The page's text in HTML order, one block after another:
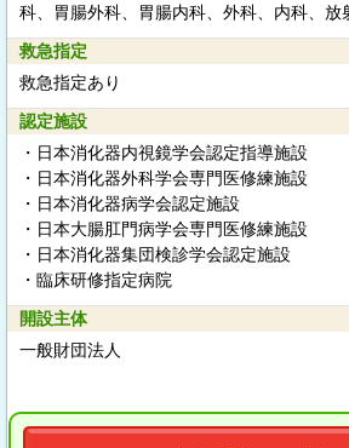
科、胃腸外科、胃腸内科、外科、内科、放
救急指定
救急指定あり
認定施設
・日本消化器内視鏡学会認定指導施設
・日本消化器外科学会専門医修練施設
・日本消化器病学会認定施設
・日本大腸肛門病学会専門医修練施設
・日本消化器集団検診学会認定施設
・臨床研修指定病院
開設主体
一般財団法人